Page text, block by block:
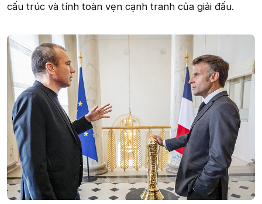
cấu trúc và tính toàn vẹn cạnh tranh của giải đấu.